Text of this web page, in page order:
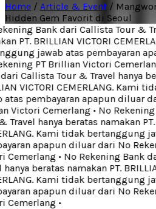
Home / Article & Event /
Hidden Gem Favorit di Seoul
Bank dari Callista Tour &
PT. BRILLIAN VICTORI
jawab atas pembayaran
PT Brillian Victori
Callista Tour & Travel hanya
VICTORI CEMERLANG. Kami
pembayaran apapun diluar
Victori Cemerlang• No Rekening
hanya beratas namakan PT.
Kami tidak bertanggung
apapun diluar dari No
Cemerlang• No Rekening Bank
beratas namakan PT.
Kami tidak bertanggung
apapun diluar dari No
Cemerlang•